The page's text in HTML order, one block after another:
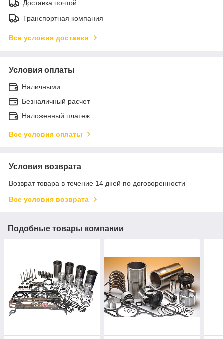
Доставка почтой
Транспортная компания
Все условия доставки
Условия оплаты
Наличными
Безналичный расчет
Наложенный платеж
Все условия оплаты
Условия возврата
Возврат товара в течение 14 дней по договоренности
Все условия возврата
Подобные товары компании